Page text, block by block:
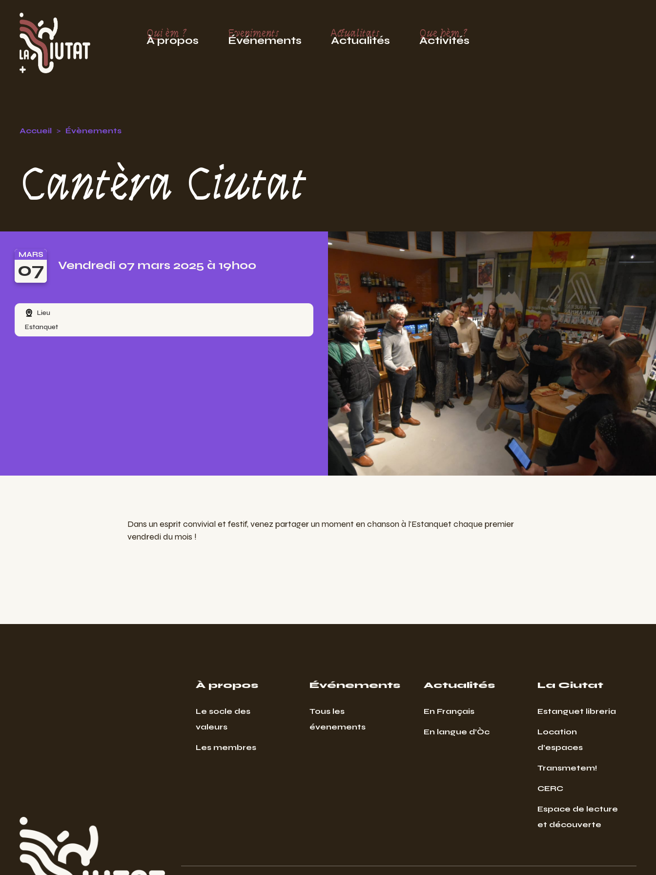
Qui èm ?
À propos
Eveniments
Événements
Actualitats
Actualités
Que hèm ?
Activités
Accueil Évènements
Cantèra Ciutat
MARS
07 Vendredi 07 mars 2025 à 19h00
Lieu
Estanquet
Dans un esprit convivial et festif, venez partager un moment en chanson à l'Estanquet chaque premier
vendredi du mois !
À propos
Le socle des
valeurs
Les membres
Événements
Tous les
évenements
Actualités
En Français
En langue d’Òc
La Ciutat
Estanguet libreria
Location
d’espaces
Transmetem!
CERC
Espace de lecture
et découverte